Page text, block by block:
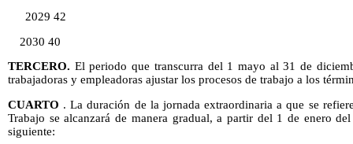
2029 42
2030 40
TERCERO. El periodo que transcurra del 1 mayo al 31 de
trabajadoras y empleadoras ajustar los procesos de trabajo a los
CUARTO . La duración de la jornada extraordinaria a que se
Trabajo se alcanzará de manera gradual, a partir del 1 de enero
siguiente: